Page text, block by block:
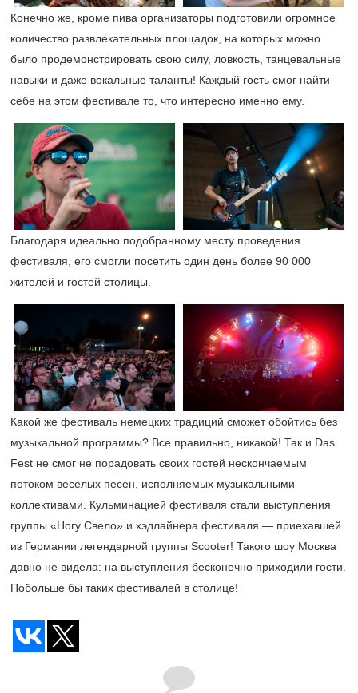
Конечно же, кроме пива организаторы подготовили огромное
количество развлекательных площадок, на которых можно
было продемонстрировать свою силу, ловкость, танцевальные
навыки и даже вокальные таланты! Каждый гость смог найти
себе на этом фестивале то, что интересно именно ему.
Благодаря идеально подобранному месту проведения
фестиваля, его смогли посетить один день более 90 000
жителей и гостей столицы.
Какой же фестиваль немецких традиций сможет обойтись без
музыкальной программы? Все правильно, никакой! Так и Das
Fest не смог не порадовать своих гостей нескончаемым
потоком веселых песен, исполняемых музыкальными
коллективами. Кульминацией фестиваля стали выступления
группы «Ногу Свело» и хэдлайнера фестиваля — приехавшей
из Германии легендарной группы Scooter! Такого шоу Москва
давно не видела: на выступления бесконечно приходили гости.
Побольше бы таких фестивалей в столице!